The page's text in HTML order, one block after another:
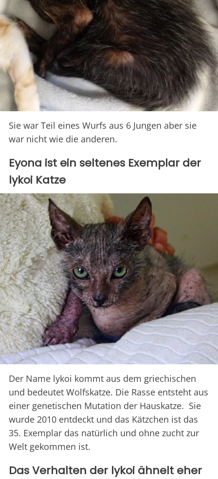
Sie war Teil eines Wurfs aus 6 Jungen aber sie
war nicht wie die anderen.
Eyona ist ein seltenes Exemplar der
lykoi Katze
Der Name lykoi kommt aus dem griechischen
und bedeutet Wolfskatze. Die Rasse entsteht aus
einer genetischen Mutation der Hauskatze. Sie
wurde 2010 entdeckt und das Kätzchen ist das
35. Exemplar das natürlich und ohne zucht zur
Welt gekommen ist.
Das Verhalten der lykoi ähnelt eher